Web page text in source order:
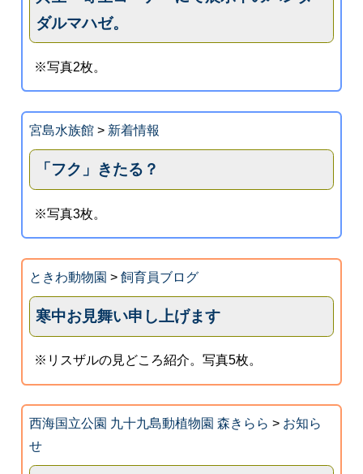
ダルマハゼ。
※写真2枚。
宮島水族館> 新着情報
「フク」きたる？
※写真3枚。
ときわ動物園 > 飼育員ブログ
寒中お見舞い申し上げます
※リスザルの見どころ紹介。写真5枚。
西海国立公園 九十九島動植物園 森きらら > お知ら
せ